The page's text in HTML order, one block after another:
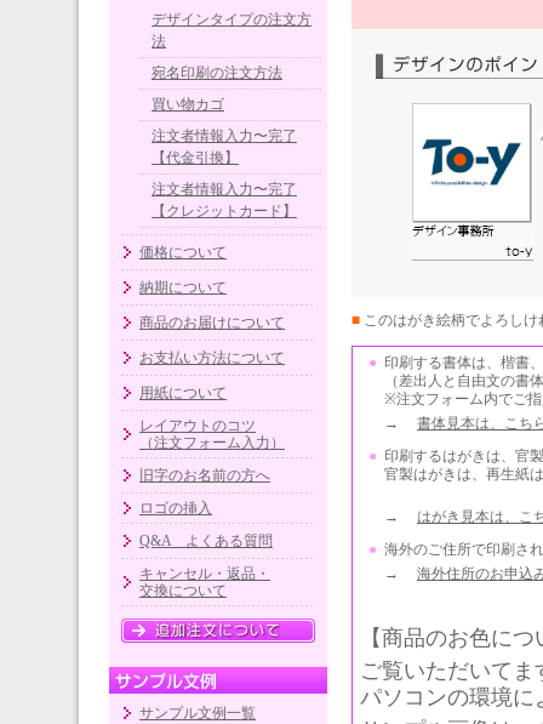
デザインタイプの注文方
法
宛名印刷の注文方法
買い物カゴ
注文者情報入力〜完了
【代金引換】
注文者情報入力〜完了
【クレジットカード】
価格について
納期について
商品のお届けについて
お支払い方法について
用紙について
レイアウトのコツ
（注文フォーム入力）
旧字のお名前の方へ
ロゴの挿入
Q&A よくある質問
キャンセル・返品・
交換について
サンプル文例一覧
■ このはがき絵柄でよろし
● 印刷する書体は、楷書
（差出人と自由文の書
※注文フォーム内でご
→ 書体見本は、こち
● 印刷するはがきは、官
官製はがきは、再生紙
→ はがき見本は、こ
● 海外のご住所で印刷さ
→ 海外住所のお申込
【商品のお色に
ご覧いただいて
パソコンの環境に